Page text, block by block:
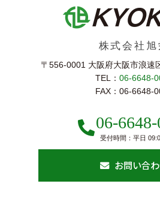
株式会社旭
〒556-0001 大阪府大阪市浪速
TEL： 06-6648-
FAX：06-6648-
06-
受付時間：平日
お問い合